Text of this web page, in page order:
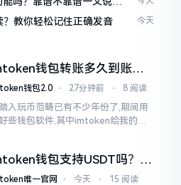
教你轻松记住正确发音 今天
钱包转账多久到账？
说清楚
钱包2.0 ⋅ 27分钟前 ⋅ 8 阅读
入玩币范畴已有不少年份了,期间用
些钱包软件,其中imtoken给我的整
钱包支持USDT吗？转
现全攻略
唯一官网 ⋅ 今天 ⋅ 15 阅读